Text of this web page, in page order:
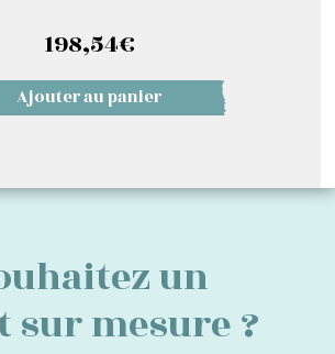
198,54€
Ajouter au panier
un
mesure ?